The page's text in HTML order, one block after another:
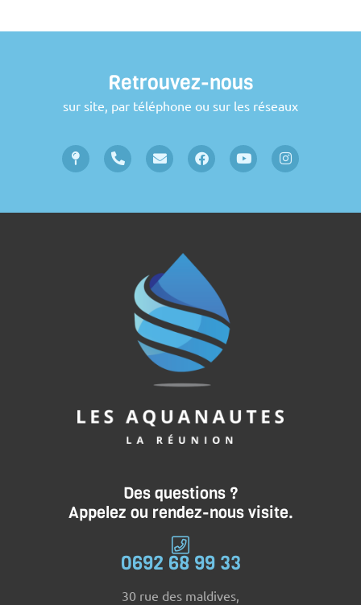
Retrouvez-nous
sur site, par téléphone ou sur les réseaux
Des questions ?
Appelez ou rendez-nous visite.
0692 68 99 33
30 rue des maldives,